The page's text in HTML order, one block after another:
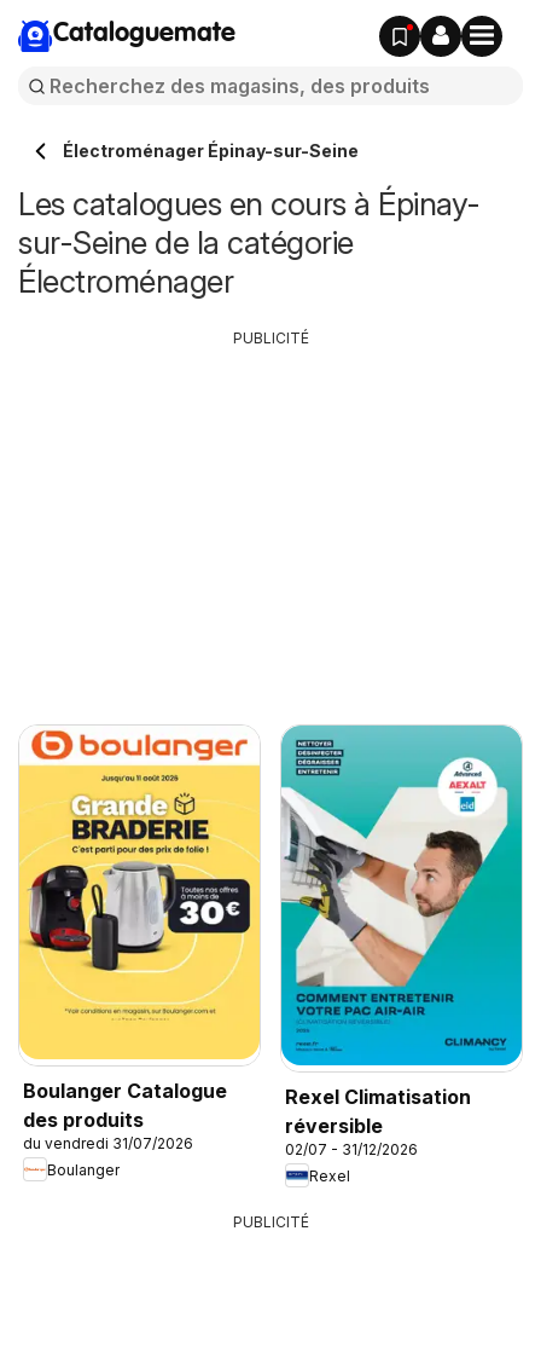
Cataloguemate
Électroménager Épinay-sur-Seine
Les catalogues en cours à Épinay-
sur-Seine de la catégorie
Électroménager
Boulanger Catalogue
des produits
du vendredi 31/07/2026
Boulanger
Rexel Climatisation
réversible
02/07 - 31/12/2026
Rexel
PUBLICITÉ
PUBLICITÉ